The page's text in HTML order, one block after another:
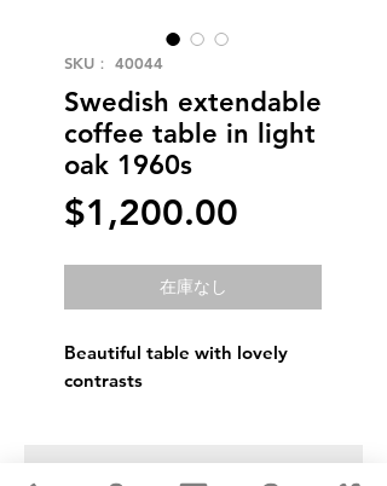
SKU： 40044
Swedish extendable
coffee table in light
oak 1960s
$1,200.00
格
在庫なし
Beautiful table with lovely
contrasts